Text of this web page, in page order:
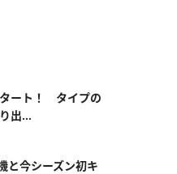
ート！ タイプの
出...
と今シーズン初キ